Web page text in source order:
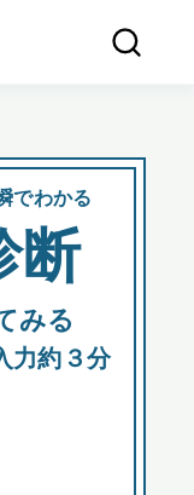
でわかる
断
みる
力約３分